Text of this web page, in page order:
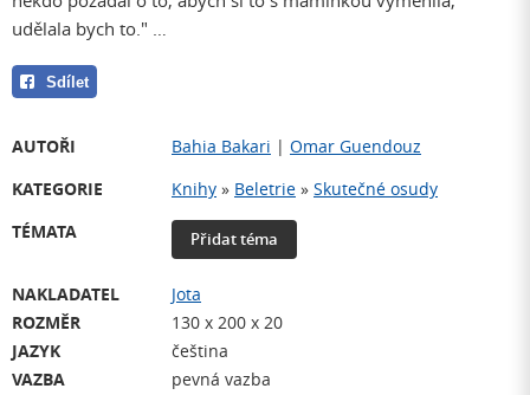
udělala bych to." …
Sdílet
AUTOŘI Bahia Bakari | Omar Guendouz
KATEGORIE
Knihy » Beletrie » Skutečné osudy
TÉMATA
Přidat téma
NAKLADATEL
Jota
ROZMĚR
130 x 200 x 20
JAZYK
čeština
VAZBA
pevná vazba